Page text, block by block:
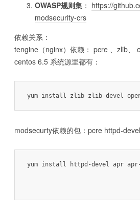
OWASP规则集 ： https://
modsecurity-crs
依赖关系：
tengine（nginx）依赖： pcre 、zlib、
centos 6.5 系统源里都有：
modsecurty依赖的包：pcre httpd-
yum install httpd-devel apr